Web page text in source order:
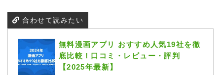
合わせて読みたい
無料漫画アプリ おすすめ人気19社を徹
底比較！口コミ・レビュー・評判
【2025年最新】